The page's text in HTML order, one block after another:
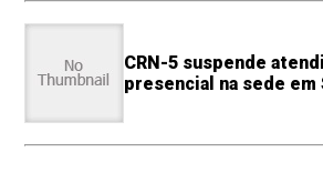
CRN-5 suspende
presencial na sede em